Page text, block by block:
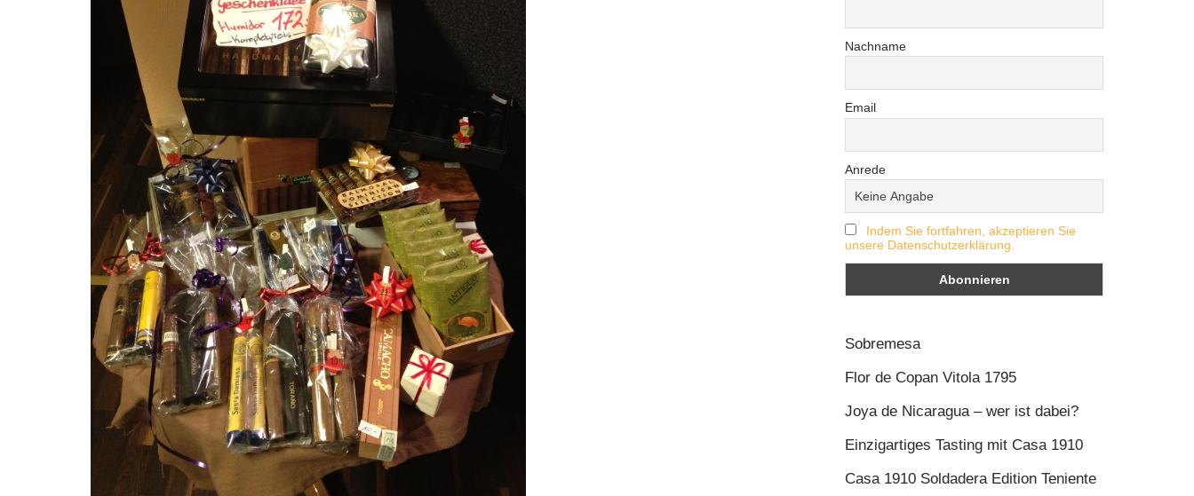
Nachname
Email
Anrede
Indem Sie fortfahren, akzeptieren Sie
unsere Datenschutzerklärung.
Sobremesa
Flor de Copan Vitola 1795
Joya de Nicaragua – wer ist dabei?
Einzigartiges Tasting mit Casa 1910
Casa 1910 Soldadera Edition Teniente